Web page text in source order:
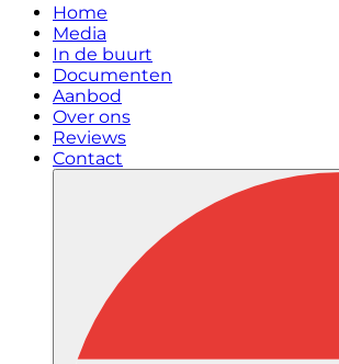
Home
Media
In de buurt
Documenten
Aanbod
Over ons
Reviews
Contact